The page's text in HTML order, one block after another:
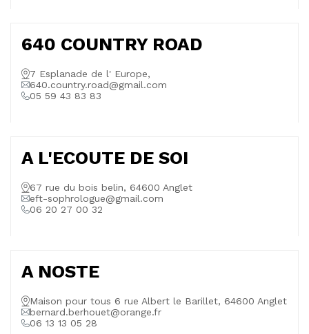
640 COUNTRY ROAD
7 Esplanade de l' Europe,
640.country.road@gmail.com
05 59 43 83 83
A L'ECOUTE DE SOI
67 rue du bois belin, 64600 Anglet
eft-sophrologue@gmail.com
06 20 27 00 32
A NOSTE
Maison pour tous 6 rue Albert le Barillet, 64600 Anglet
bernard.berhouet@orange.fr
06 13 13 05 28